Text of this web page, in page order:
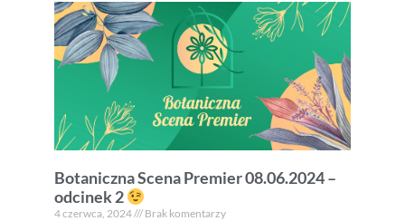
Botaniczna Scena Premier 08.06.2024 –
odcinek 2
4 czerwca, 2024 Brak komentarzy